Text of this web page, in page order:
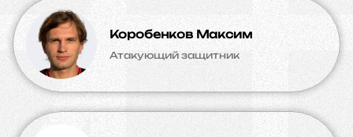
Коробенков Максим
Атакующий защитник